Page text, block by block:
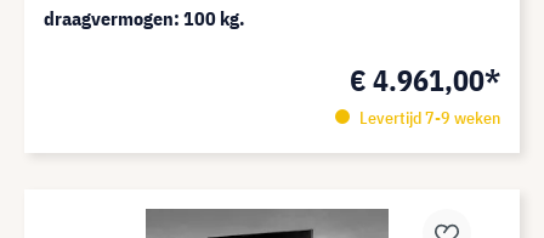
draagvermogen: 100 kg.
€ 4.961,00*
Levertijd 7-9 weken